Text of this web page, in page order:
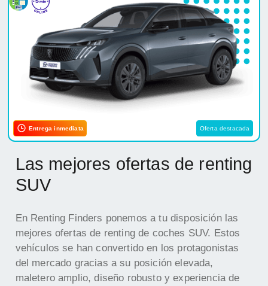
Entrega inmediata Oferta destacada
Las mejores ofertas de renting
SUV
En Renting Finders ponemos a tu disposición las
mejores ofertas de renting de coches SUV. Estos
vehículos se han convertido en los protagonistas
del mercado gracias a su posición elevada,
maletero amplio, diseño robusto y experiencia de